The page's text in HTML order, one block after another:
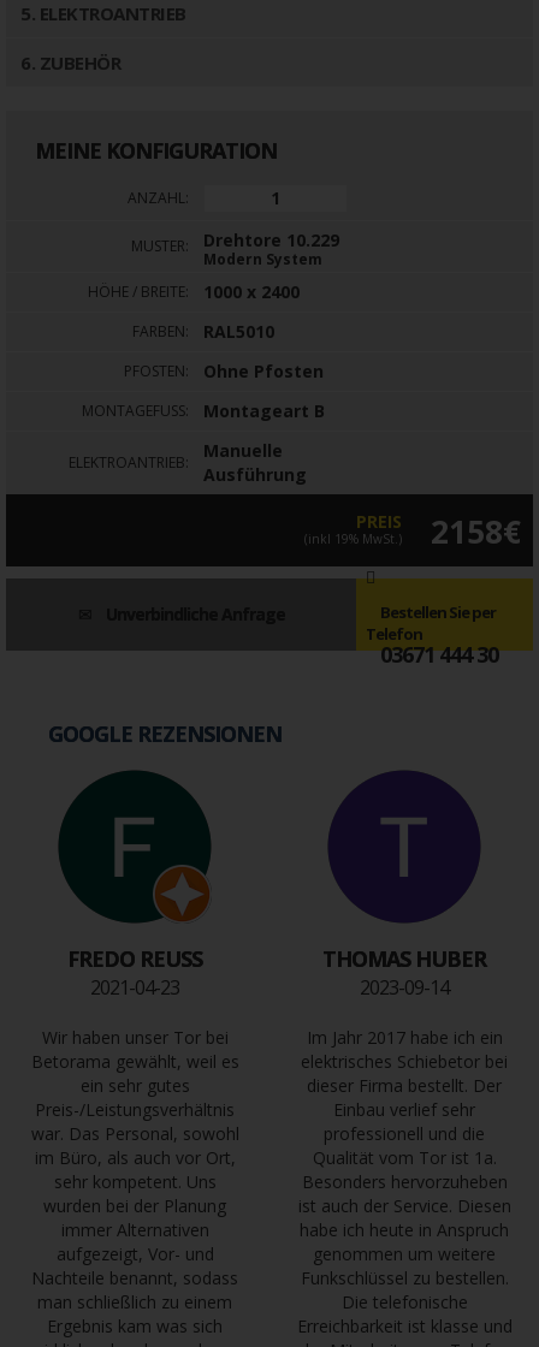
5. ELEKTROANTRIEB
6. ZUBEHÖR
MEINE KONFIGURATION
ANZAHL:
MUSTER: Drehtore 10.229
Modern System
HÖHE / BREITE: 1000 x 2400
FARBEN: RAL5010
PFOSTEN: Ohne Pfosten
MONTAGEFUSS: Montageart B
ELEKTROANTRIEB:
Manuelle
Ausführung
PREIS
(inkl 19% MwSt.) 2158€
Bestellen Sie per
Telefon
03671 444 30
GOOGLE REZENSIONEN
FREDO REUSS
2021-04-23
Wir haben unser Tor bei
Betorama gewählt, weil es
ein sehr gutes
Preis-/Leistungsverhältnis
war. Das Personal, sowohl
im Büro, als auch vor Ort,
sehr kompetent. Uns
wurden bei der Planung
immer Alternativen
aufgezeigt, Vor- und
Nachteile benannt, sodass
man schließlich zu einem
Ergebnis kam was sich
THOMAS HUBER
2023-09-14
Im Jahr 2017 habe ich ein
elektrisches Schiebetor bei
dieser Firma bestellt. Der
Einbau verlief sehr
professionell und die
Qualität vom Tor ist 1a.
Besonders hervorzuheben
ist auch der Service. Diesen
habe ich heute in Anspruch
genommen um weitere
Funkschlüssel zu bestellen.
Die telefonische
Erreichbarkeit ist klasse und